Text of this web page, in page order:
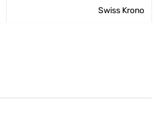
Swiss Krono